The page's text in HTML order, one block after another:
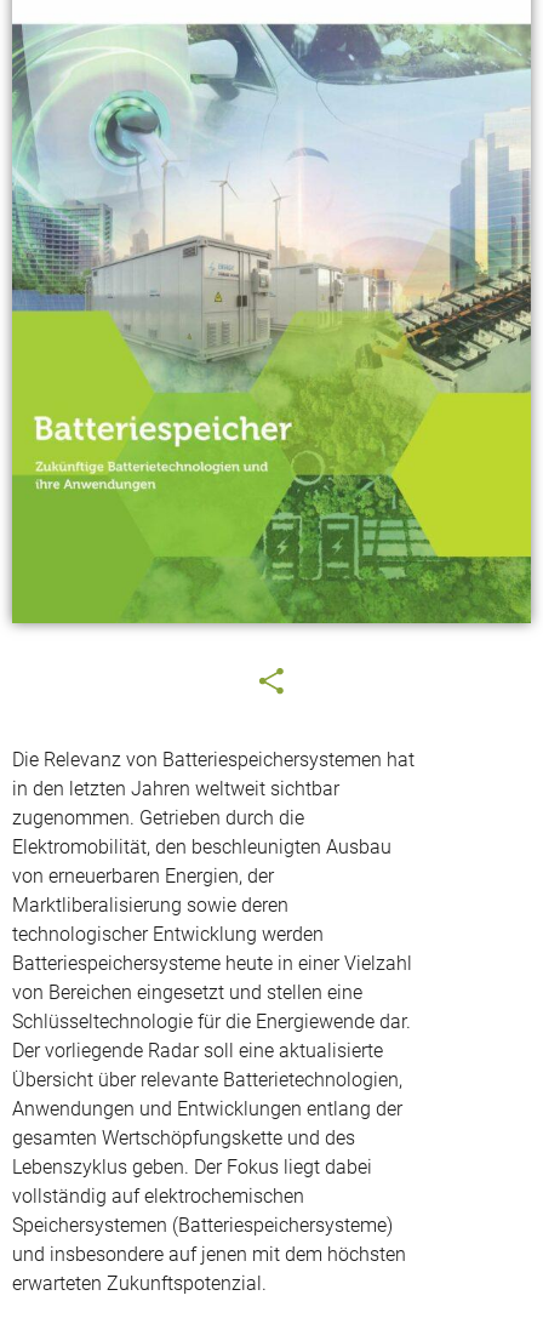
Die Relevanz von Batteriespeichersystemen hat
in den letzten Jahren weltweit sichtbar
zugenommen. Getrieben durch die
Elektromobilität, den beschleunigten Ausbau
von erneuerbaren Energien, der
Marktliberalisierung sowie deren
technologischer Entwicklung werden
Batteriespeichersysteme heute in einer Vielzahl
von Bereichen eingesetzt und stellen eine
Schlüsseltechnologie für die Energiewende dar.
Der vorliegende Radar soll eine aktualisierte
Übersicht über relevante Batterietechnologien,
Anwendungen und Entwicklungen entlang der
gesamten Wertschöpfungskette und des
Lebenszyklus geben. Der Fokus liegt dabei
vollständig auf elektrochemischen
Speichersystemen (Batteriespeichersysteme)
und insbesondere auf jenen mit dem höchsten
erwarteten Zukunftspotenzial.